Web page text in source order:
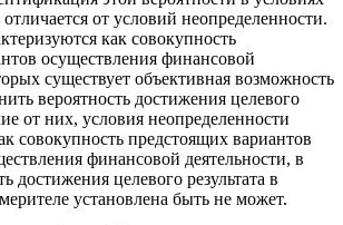
от условий неопределенности.
как совокупность
осуществления финансовой
существует объективная возможность
вероятность достижения целевого
от них, условия неопределенности
совокупность предстоящих вариантов
финансовой деятельности, в
достижения целевого результата в
установлена быть не может.